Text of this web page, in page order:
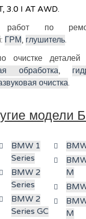
3.0 I AT AWD.
работ по
ГРМ, глушитель.
очистке деталей
обработка,
очистка.
модели
BMW 1
Series
BMW 2
Series
BMW 2
Series GC
M
M